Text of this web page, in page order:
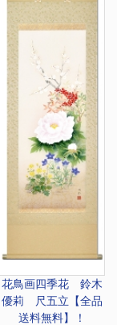
花鳥画四季花 鈴木
優莉 尺五立【全品
送料無料】！